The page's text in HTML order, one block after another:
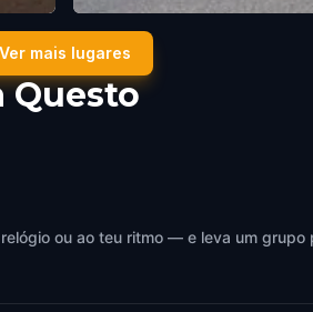
Brandenburg Gate
Berlin,Germany
Ver mais lugares
Questo
ou ao teu ritmo — e leva um